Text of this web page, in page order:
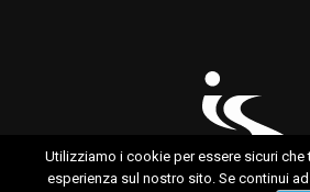
Lab is Sport
Utilizziamo i cookie per essere sicuri che
esperienza sul nostro sito. Se continui